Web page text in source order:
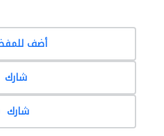
أضف
شارك
شارك